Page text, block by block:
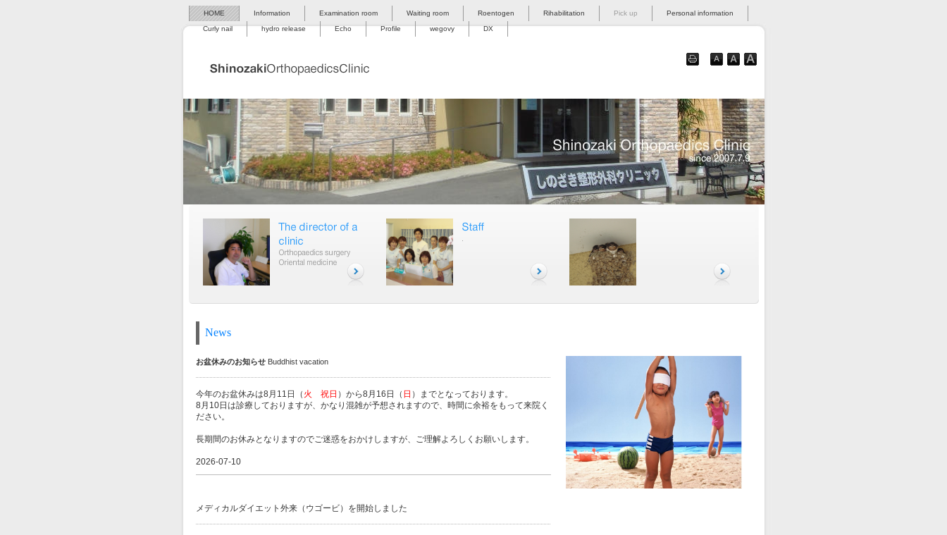
HOME Information Examination room Waiting room Roentogen Rihabilitation Pick up
Personal information
Curly nail
hydro release Echo Profile wegovy DX
News
お盆休みのお知らせBuddhist vacation
今年のお盆休みは8月11日（ 火 祝日 ）から8月16日（ 日 ）までとなっております。
8月10日は診療しておりますが、かなり混雑が予想されますので、時間に余裕をもって来院く
ださい。
長期間のお休みとなりますのでご迷惑をおかけしますが、ご理解よろしくお願いします。
2026-07-10
メディカルダイエット外来（ウゴービ）を開始しました